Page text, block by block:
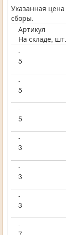
Указанная
сборы.
Артикул
На складе, шт.
-
5
-
5
-
5
-
3
-
3
-
3
-